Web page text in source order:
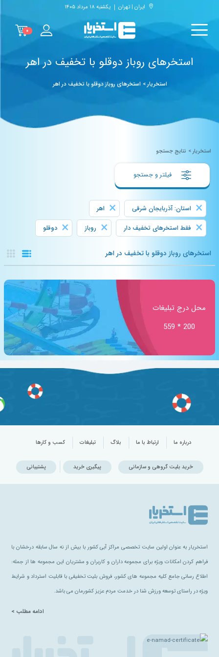
ایران | تهران یکشنبه ۱۸ مرداد ۱۴۰۵
۰
استخرهای روباز دوقلو با تخفیف در اهر
استخریار> استخرهای روباز دوقلو با تخفیف در اهر
استخریار> نتایج جستجو
× استان: آذربایجان شرقی × اهر
× فقط استخرهای تخفیف دار × روباز × دوقلو
استخرهای روباز دوقلو با تخفیف در اهر
محل درج تبلیغات
200 * 559
درباره ما ارتباط با ما بلاگ تبلیغات کسب و کارها
خرید بلیت گروهی و سازمانی پیگیری خرید پشتیبانی
استخریار به عنوان اولین سایت تخصصی مراکز آبی کشور با بیش از نه سال سابقه درخشان با
فراهم کردن امکانات ویژه برای مجموعه داران و کاربران و مشتریان این مجموعه ها از جمله:
اطلاع رسانی جامع کلیه مجموعه های کشور، فروش بلیت تخفیفی با قابلیت استرداد و شرایط
ویژه در راستای توسعه ورزش شنا در خدمت مردم عزیز کشورمان می باشد.
ادامه مطلب >